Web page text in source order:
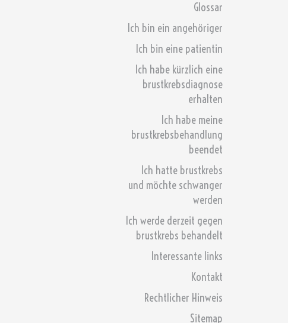
Glossar
Ich bin ein angehöriger
Ich bin eine patientin
Ich habe kürzlich eine
brustkrebsdiagnose
erhalten
Ich habe meine
brustkrebsbehandlung
beendet
Ich hatte brustkrebs
und möchte schwanger
werden
Ich werde derzeit gegen
brustkrebs behandelt
Interessante links
Kontakt
Rechtlicher Hinweis
Sitemap